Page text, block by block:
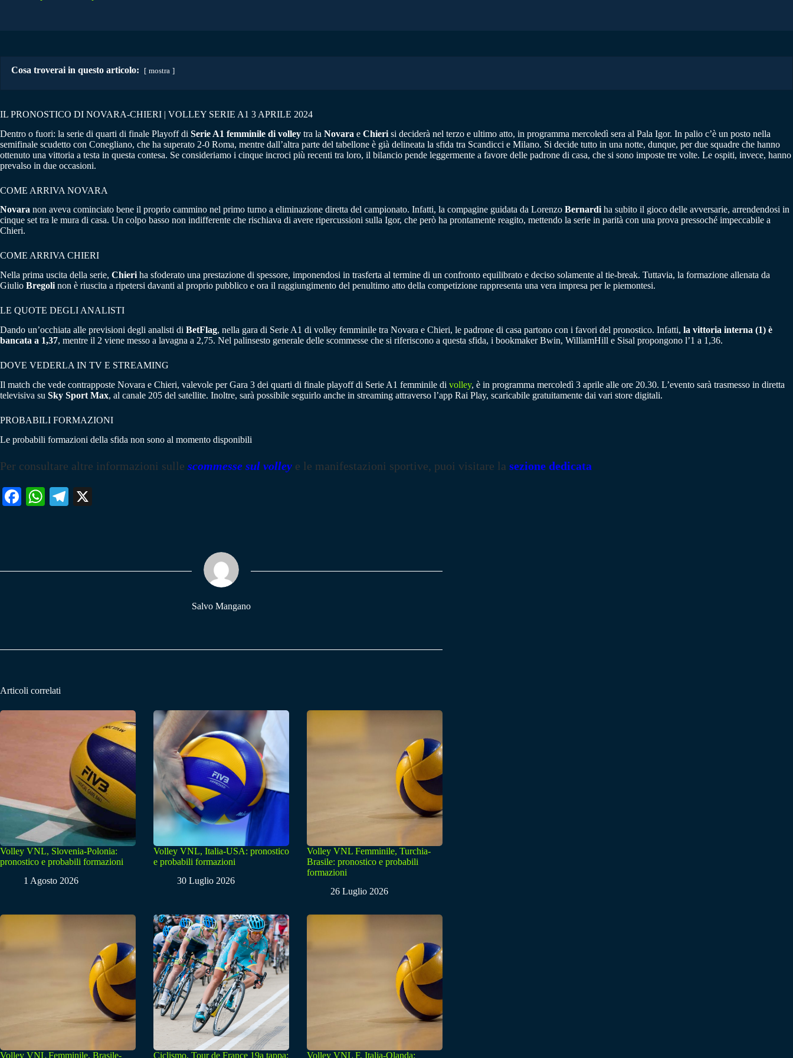
Cosa troverai in questo articolo: mostra
IL PRONOSTICO DI NOVARA-CHIERI | VOLLEY SERIE A1 3 APRILE 2024
Dentro o fuori: la serie di quarti di finale Playoff di Serie A1 femminile di volley tra la Novara e Chieri si deciderà nel terzo e ultimo atto, in programma mercoledì sera al Pala Igor. In palio c’è un posto nella
semifinale scudetto con Conegliano, che ha superato 2-0 Roma, mentre dall’altra parte del tabellone è già delineata la sfida tra Scandicci e Milano. Si decide tutto in una notte, dunque, per due squadre che hanno
ottenuto una vittoria a testa in questa contesa. Se consideriamo i cinque incroci più recenti tra loro, il bilancio pende leggermente a favore delle padrone di casa, che si sono imposte tre volte. Le ospiti, invece, hanno
prevalso in due occasioni.
COME ARRIVA NOVARA
Novara non aveva cominciato bene il proprio cammino nel primo turno a eliminazione diretta del campionato. Infatti, la compagine guidata da Lorenzo Bernardiha subito il gioco delle avversarie, arrendendosi in
cinque set tra le mura di casa. Un colpo basso non indifferente che rischiava di avere ripercussioni sulla Igor, che però ha prontamente reagito, mettendo la serie in parità con una prova pressoché impeccabile a
Chieri.
COME ARRIVA CHIERI
Nella prima uscita della serie, Chieri ha sfoderato una prestazione di spessore, imponendosi in trasferta al termine di un confronto equilibrato e deciso solamente al tie-break. Tuttavia, la formazione allenata da
Giulio Bregoli non è riuscita a ripetersi davanti al proprio pubblico e ora il raggiungimento del penultimo atto della competizione rappresenta una vera impresa per le piemontesi.
LE QUOTE DEGLI ANALISTI
Dando un’occhiata alle previsioni degli analisti di BetFlag, nella gara di Serie A1 di volley femminile tra Novara e Chieri, le padrone di casa partono con i favori del pronostico. Infatti, la vittoria interna (1) è
bancata a 1,37, mentre il 2 viene messo a lavagna a 2,75. Nel palinsesto generale delle scommesse che si riferiscono a questa sfida, i bookmaker Bwin, WilliamHill e Sisal propongono l’1 a 1,36.
DOVE VEDERLA IN TV E STREAMING
Il match che vede contrapposte Novara e Chieri, valevole per Gara 3 dei quarti di finale playoff di Serie A1 femminile di volley, è in programma mercoledì 3 aprile alle ore 20.30. L’evento sarà trasmesso in diretta
televisiva su Sky Sport Max, al canale 205 del satellite. Inoltre, sarà possibile seguirlo anche in streaming attraverso l’app Rai Play, scaricabile gratuitamente dai vari store digitali.
PROBABILI FORMAZIONI
Le probabili formazioni della sfida non sono al momento disponibili
Per consultare altre informazioni sulle scommesse sul volley e le manifestazioni sportive, puoi visitare la sezione dedicata
Fa W
pp
Te
m
Salvo Mangano
Articoli correlati
Volley VNL, Slovenia-Polonia:
pronostico e probabili formazioni
1 Agosto 2026
Volley VNL, Italia-USA: pronostico
e probabili formazioni
30 Luglio 2026
Volley VNL Femminile, Turchia-
Brasile: pronostico e probabili
formazioni
26 Luglio 2026
Volley VNL Femminile, Brasile- Ciclismo, Tour de France 19a tappa: Volley VNL F, Italia-Olanda: